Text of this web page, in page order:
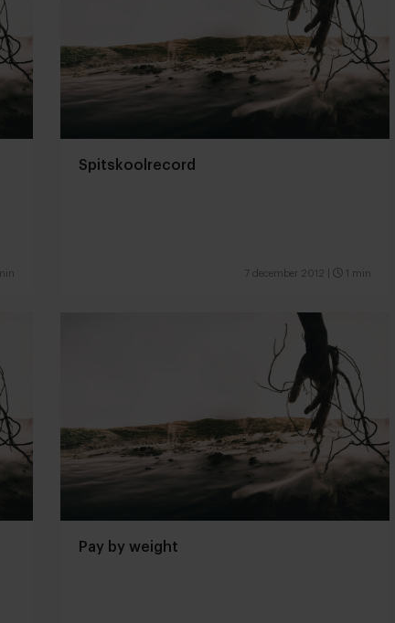
Spitskoolrecord
7 december 2012 1 min
Pay by weight